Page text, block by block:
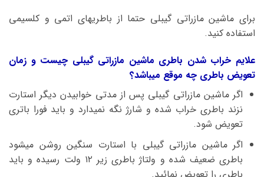
برای ماشین مازراتی گیبلی حتما از باطریهای اتمی و کلسیمی
استفاده کنید.
علایم خراب شدن باطری ماشین مازراتی گیبلی چیست و زمان
تعویض باطری چه موقع میباشد؟
اگر ماشین مازراتی گیبلی پس از مدتی خوابیدن دیگر استارت
نزند باطری خراب شده و شارژ نگه نمیدارد و باید فورا باتری
تعویض شود.
اگر ماشین مازراتی گیبلی با استارت سنگین روشن میشود
باطری ضعیف شده و ولتاژ باطری زیر ۱۲ ولت رسیده و باید